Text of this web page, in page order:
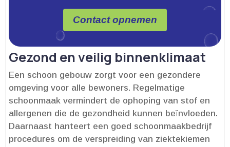
Contact opnemen
Gezond en veilig binnenklimaat
Een schoon gebouw zorgt voor een gezondere
omgeving voor alle bewoners.​ Regelmatige
schoonmaak vermindert de ophoping van stof en
allergenen die de gezondheid kunnen beïnvloeden.​
Daarnaast hanteert een goed schoonmaakbedrijf
procedures om de verspreiding van ziektekiemen